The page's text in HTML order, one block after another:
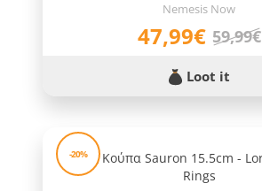
Nemesis Now
47,99€ 59,99€
Loot it
-20%